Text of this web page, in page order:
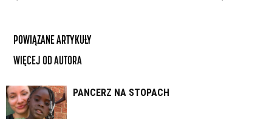
POWIĄZANE ARTYKUŁY
WIĘCEJ OD AUTORA
PANCERZ NA STOPACH